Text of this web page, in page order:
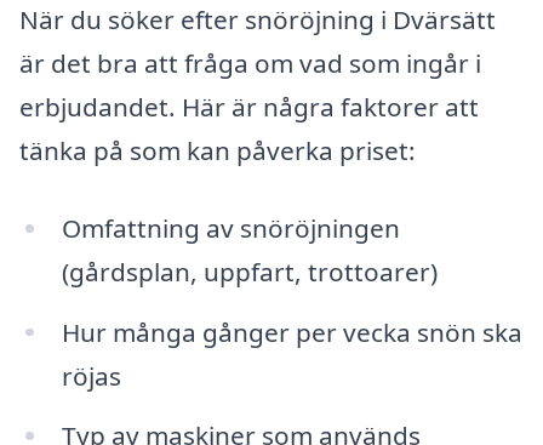
När du söker efter snöröjning i Dvärsätt
är det bra att fråga om vad som ingår i
erbjudandet. Här är några faktorer att
tänka på som kan påverka priset:
Omfattning av snöröjningen
(gårdsplan, uppfart, trottoarer)
Hur många gånger per vecka snön ska
röjas
Typ av maskiner som används